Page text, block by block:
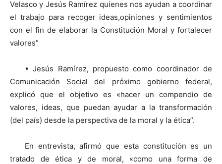
Velasco y Jesús Ramírez quienes nos ayudan a coordinar
el trabajo para recoger ideas,opiniones y sentimientos
con el fin de elaborar la Constitución Moral y fortalecer
valores”
• Jesús Ramírez, propuesto como coordinador de
Comunicación Social del próximo gobierno federal,
explicó que el objetivo es «hacer un compendio de
valores, ideas, que puedan ayudar a la transformación
(del país) desde la perspectiva de la moral y la ética”.
En entrevista, afirmó que esta constitución es un
tratado de ética y de moral, «como una forma de